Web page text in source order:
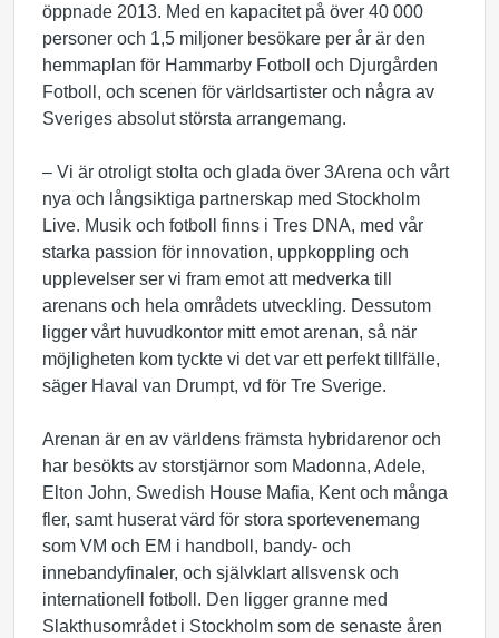
öppnade 2013. Med en kapacitet på över 40 000
personer och 1,5 miljoner besökare per år är den
hemmaplan för Hammarby Fotboll och Djurgården
Fotboll, och scenen för världsartister och några av
Sveriges absolut största arrangemang.
– Vi är otroligt stolta och glada över 3Arena och vårt
nya och långsiktiga partnerskap med Stockholm
Live. Musik och fotboll finns i Tres DNA, med vår
starka passion för innovation, uppkoppling och
upplevelser ser vi fram emot att medverka till
arenans och hela områdets utveckling. Dessutom
ligger vårt huvudkontor mitt emot arenan, så när
möjligheten kom tyckte vi det var ett perfekt tillfälle,
säger Haval van Drumpt, vd för Tre Sverige.
Arenan är en av världens främsta hybridarenor och
har besökts av storstjärnor som Madonna, Adele,
Elton John, Swedish House Mafia, Kent och många
fler, samt huserat värd för stora sportevenemang
som VM och EM i handboll, bandy- och
innebandyfinaler, och självklart allsvensk och
internationell fotboll. Den ligger granne med
Slakthusområdet i Stockholm som de senaste åren